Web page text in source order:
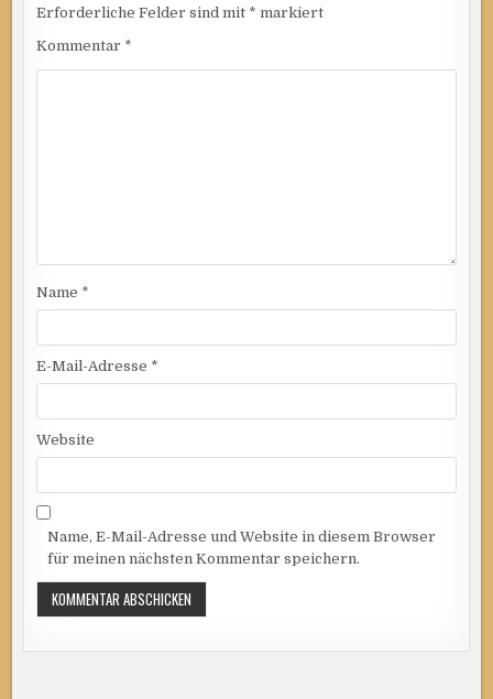
Erforderliche Felder sind mit * markiert
Kommentar *
Name *
E-Mail-Adresse *
Website
Name, E-Mail-Adresse und Website in diesem Browser
für meinen nächsten Kommentar speichern.